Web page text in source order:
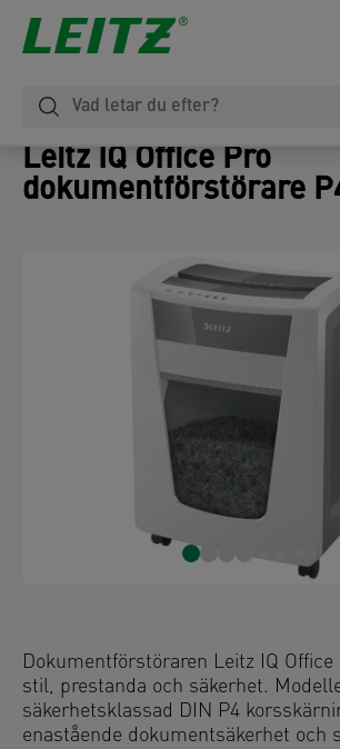
Leitz IQ Office Pro
dokumentförstörare
Dokumentförstöraren Leitz IQ
stil, prestanda och säkerhet.
säkerhetsklassad DIN P4
enastående dokumentsäkerhet och